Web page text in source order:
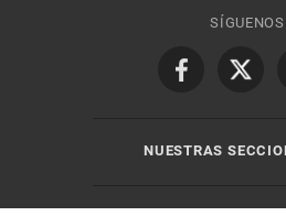
SÍGUENOS
NUESTRAS